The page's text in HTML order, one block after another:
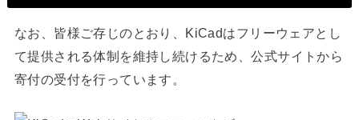
なお、皆様ご存じのとおり、KiCadはフリーウェアとし
て提供される体制を維持し続けるため、公式サイトから
寄付の受付を行っています。